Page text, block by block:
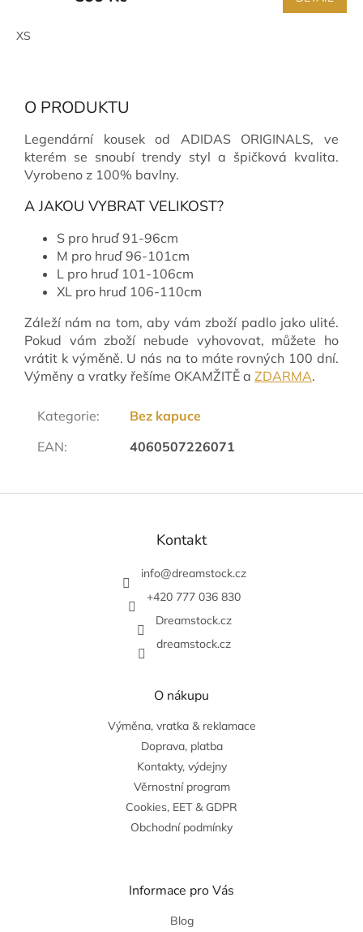
XS
O PRODUKTU
Legendární kousek od ADIDAS ORIGINALS, ve
kterém se snoubí trendy styl a špičková kvalita.
Vyrobeno z 100% bavlny.
A JAKOU VYBRAT VELIKOST?
S pro hruď 91-96cm
M pro hruď 96-101cm
L pro hruď 101-106cm
XL pro hruď 106-110cm
Záleží nám na tom, aby vám zboží padlo jako ulité.
Pokud vám zboží nebude vyhovovat, můžete ho
vrátit k výměně. U nás na to máte rovných 100 dní.
Výměny a vratky řešíme OKAMŽITĚ a ZDARMA.
Kategorie:
Bez kapuce
EAN: 4060507226071
Z
Kontakt
info@dreamstock.cz
+420 777 036 830
Dreamstock.cz
dreamstock.cz
O nákupu
Výměna, vratka & reklamace
Doprava, platba
Kontakty, výdejny
Věrnostní program
Cookies, EET & GDPR
Obchodní podmínky
Informace pro Vás
Blog